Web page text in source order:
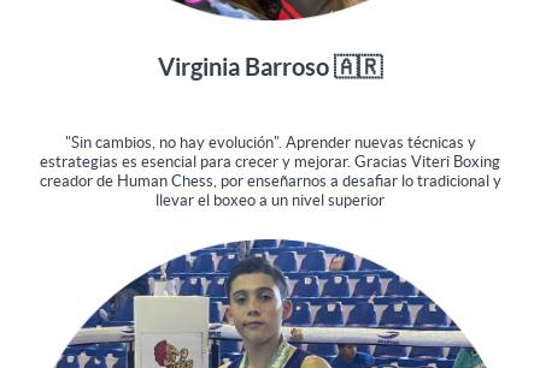
Virginia Barroso 🇦🇷
"Sin cambios, no hay evolución". Aprender nuevas técnicas y
estrategias es esencial para crecer y mejorar. Gracias Viteri Boxing
creador de Human Chess, por enseñarnos a desafiar lo tradicional y
llevar el boxeo a un nivel superior